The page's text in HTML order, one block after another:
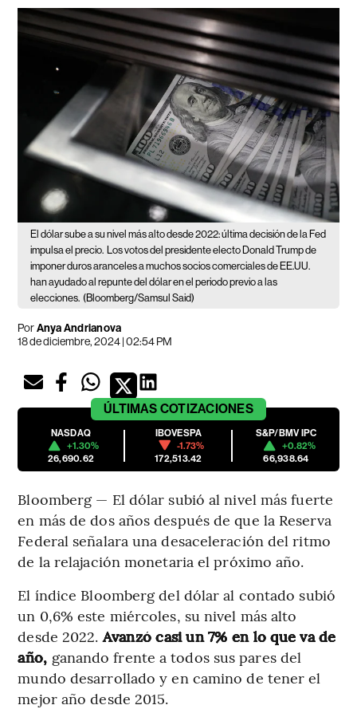
El dólar sube a su nivel más alto desde 2022: última decisión de la Fed
impulsa el precio.
Los votos del presidente electo Donald Trump de
imponer duros aranceles a muchos socios comerciales de EE.UU.
han ayudado al repunte del dólar en el periodo previo a las
elecciones. (Bloomberg/Samsul Said)
PorAnya Andrianova
18 de diciembre, 2024 | 02:54 PM
ÚLTIMAS COTIZACIONES
NASDAQ
+1.30%
26,690.62
IBOVESPA
-1.73%
172,513.42
S&P/BMV IPC
+0.82%
66,938.64
Bloomberg — El dólar subió al nivel más fuerte
en más de dos años después de que la Reserva
Federal señalara una desaceleración del ritmo
de la relajación monetaria el próximo año.
El índice Bloomberg del dólar al contado subió
un 0,6% este miércoles, su nivel más alto
desde 2022.Avanzó casi un 7% en lo que va de
año, ganando frente a todos sus pares del
mundo desarrollado y en camino de tener el
mejor año desde 2015.